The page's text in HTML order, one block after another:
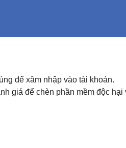
để xâm nhập vào tài khoản.
giá để chèn phần mềm độc hại